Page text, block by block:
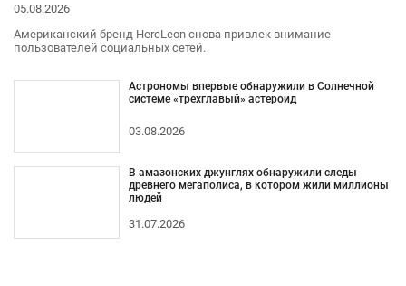
05.08.2026
Американский бренд HercLeon снова привлек внимание
пользователей социальных сетей.
Астрономы впервые обнаружили в Солнечной
системе «трехглавый» астероид
03.08.2026
В амазонских джунглях обнаружили следы
древнего мегаполиса, в котором жили миллионы
людей
31.07.2026